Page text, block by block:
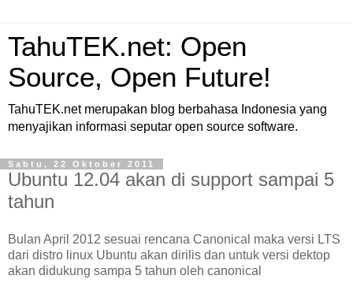
TahuTEK.net: Open
Source, Open Future!
TahuTEK.net merupakan blog berbahasa Indonesia yang
menyajikan informasi seputar open source software.
Sabtu, 22 Oktober 2011
Ubuntu 12.04 akan di support sampai 5
tahun
Bulan April 2012 sesuai rencana Canonical maka versi LTS
dari distro linux Ubuntu akan dirilis dan untuk versi dektop
akan didukung sampa 5 tahun oleh canonical